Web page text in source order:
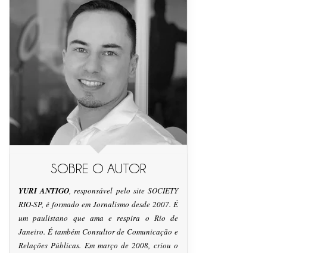
SOBRE O AUTOR
YURI ANTIGO, responsável pelo site SOCIETY
RIO-SP, é formado em Jornalismo desde 2007. É
um paulistano que ama e respira o Rio de
Janeiro. É também Consultor de Comunicação e
Relações Públicas. Em março de 2008, criou o